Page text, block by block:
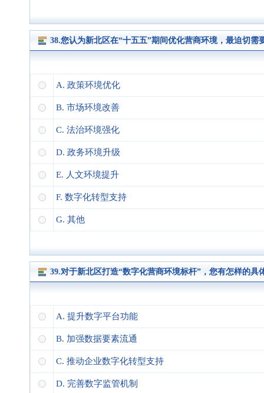
38.您认为新北区在“十五五”期间优化营商环境，最迫切需
A. 政策环境优化
B. 市场环境改善
C. 法治环境强化
D. 政务环境升级
E. 人文环境提升
F. 数字化转型支持
G. 其他
39.对于新北区打造“数字化营商环境标杆”，您有怎样的具
A. 提升数字平台功能
B. 加强数据要素流通
C. 推动企业数字化转型支持
D. 完善数字监管机制